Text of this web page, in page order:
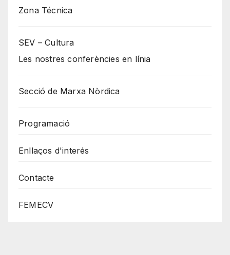
Zona Técnica
SEV – Cultura
Les nostres conferències en línia
Secció de Marxa Nòrdica
Programació
Enllaços d'interés
Contacte
FEMECV